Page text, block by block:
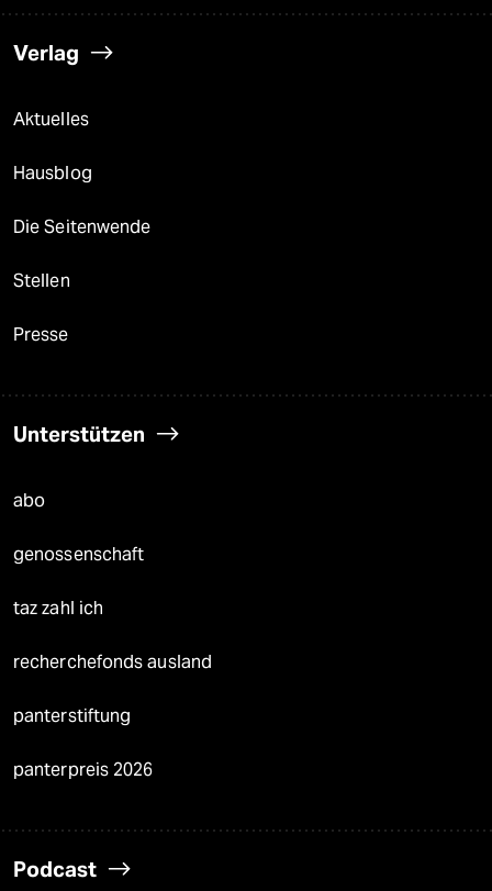
Verlag
Aktuelles
Hausblog
Die Seitenwende
Stellen
Presse
Unterstützen
abo
genossenschaft
taz zahl ich
recherchefonds ausland
panterstiftung
panterpreis 2026
Podcast